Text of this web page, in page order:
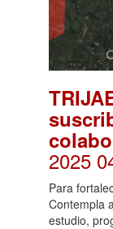
2025
Para
Contempla
estudio,